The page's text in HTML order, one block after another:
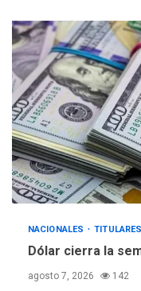
NACIONALES TITULARES
Dólar cierra la
agosto 7, 2026 142